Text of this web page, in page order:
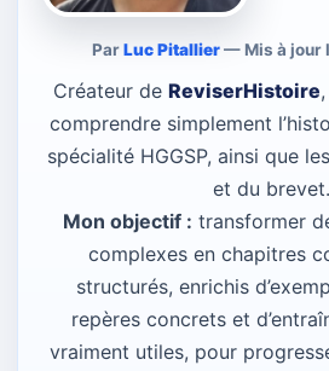
ParLuc Pitallier— Mis à jour
Créateur de ReviserHistoire
comprendre simplement
spécialité HGGSP, ainsi que
et du brevet.
Mon objectif : transformer
complexes en chapitres
structurés, enrichis
repères concrets et
vraiment utiles, pour